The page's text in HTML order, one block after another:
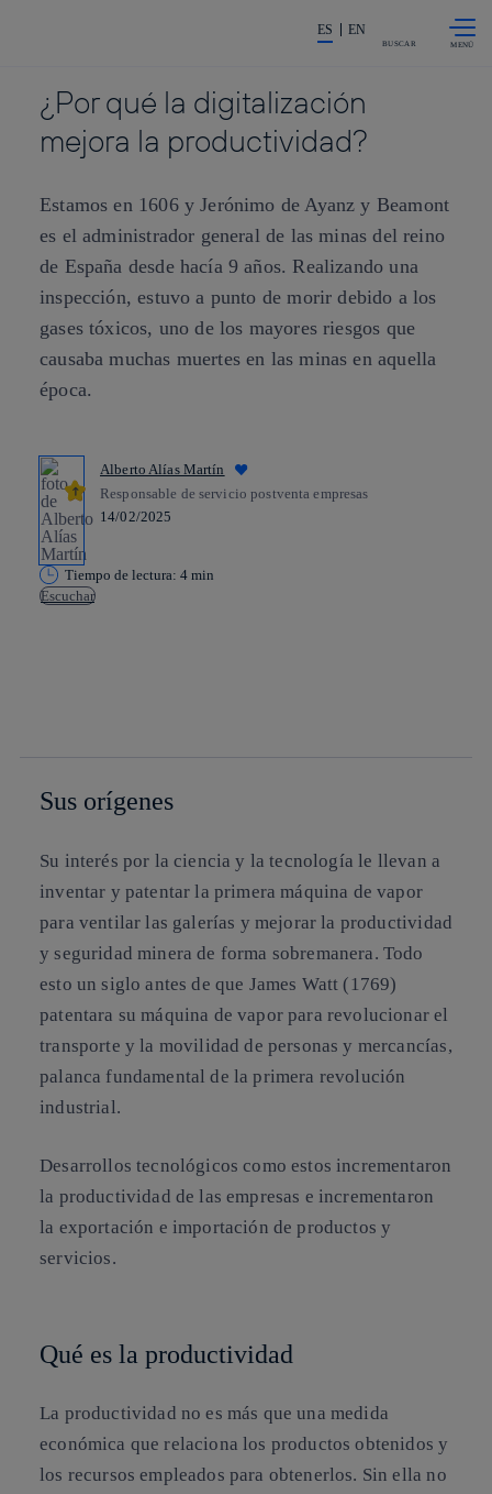
La acción en accionistas e
ES EN
BUSCAR
¿Por qué la digitalización
mejora la productividad?
Estamos en 1606 y Jerónimo de Ayanz y Beamont
es el administrador general de las minas del reino
de España desde hacía 9 años. Realizando una
inspección, estuvo a punto de morir debido a los
gases tóxicos, uno de los mayores riesgos que
causaba muchas muertes en las minas en aquella
época.
Alberto Alías Martín
Responsable de servicio postventa empresas
14/02/2025
Tiempo de lectura: 4 min
Escuchar
Sus orígenes
Su interés por la ciencia y la tecnología le llevan a
inventar y patentar la primera máquina de vapor
para ventilar las galerías y mejorar la productividad
y seguridad minera de forma sobremanera. Todo
esto un siglo antes de que James Watt (1769)
patentara su máquina de vapor para revolucionar el
transporte y la movilidad de personas y mercancías,
palanca fundamental de la primera revolución
industrial.
Desarrollos tecnológicos como estos incrementaron
la productividad de las empresas e incrementaron
la exportación e importación de productos y
servicios.
Qué es la productividad
La productividad no es más que una medida
económica que relaciona los productos obtenidos y
los recursos empleados para obtenerlos. Sin ella no